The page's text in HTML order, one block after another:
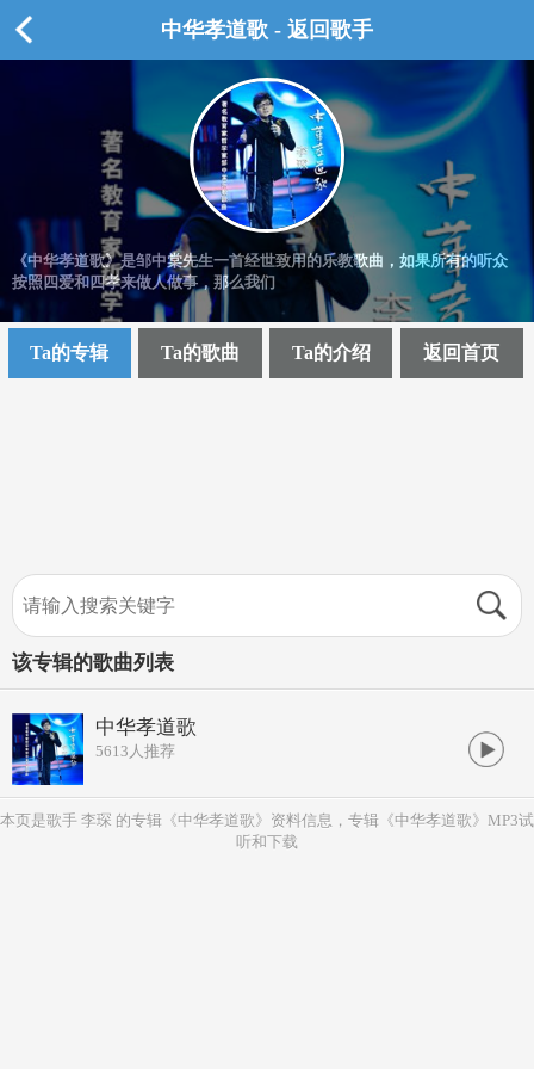
中华孝道歌 - 返回歌手
《中华孝道歌》是邹中棠先生一首经世致用的乐教歌曲，如果所有的听众
按照四爱和四孝来做人做事，那么我们
Ta的专辑 Ta的歌曲 Ta的介绍 返回首页
该专辑的歌曲列表
中华孝道歌
5613 人推荐
本页是歌手 李琛 的专辑《中华孝道歌》资料信息，专辑《中华孝道歌》MP3试
听和下载